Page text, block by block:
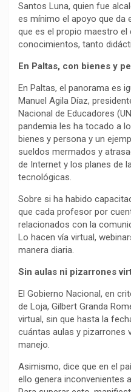
Santos Luna, quien fue
es mínimo el apoyo que da
que es el propio maestro el
conocimientos, tanto
En Paltas, con bienes y
En Paltas, el panorama es
Manuel Agila Díaz,
Nacional de Educadores
pandemia les ha tocado a
bienes y persona y un
sueldos mermados y
de Internet y los planes de
tecnológicas.
Sobre si ha habido
que cada profesor por
relacionados con la
Lo hacen vía virtual,
manera diaria.
Sin aulas ni pizarrones
El Gobierno Nacional, en
de Loja, Gilbert Granda
virtual, sin que hasta la
cuántas aulas y pizarrones
manejo.
Asimismo, dice que en el
ello genera inconvenientes